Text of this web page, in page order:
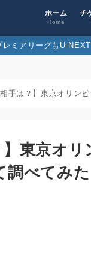
ホーム
Home
チ
レミアリーグもU-
】東京オ
調べてみた